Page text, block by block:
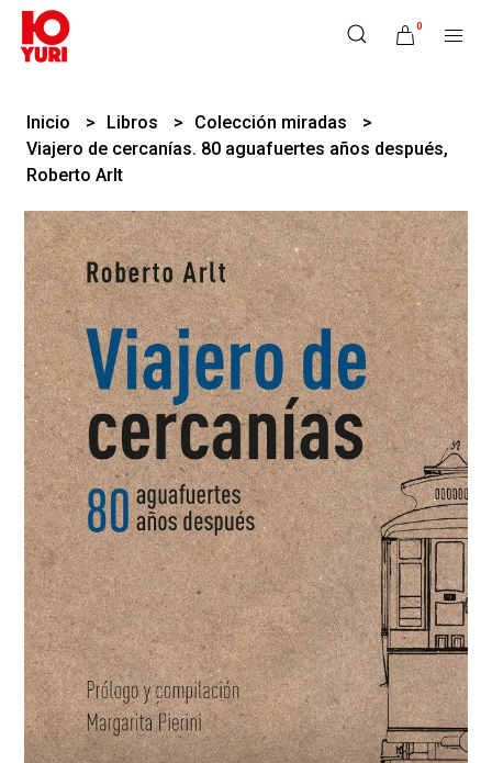
0
Inicio Libros
Colección miradas
Viajero de cercanías. 80 aguafuertes años después,
Roberto Arlt